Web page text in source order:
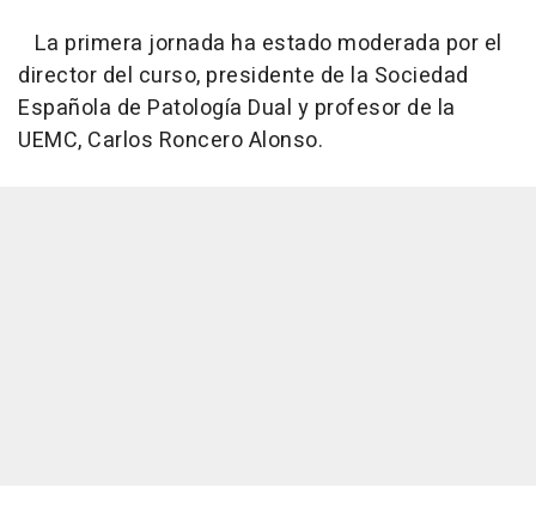
La primera jornada ha estado moderada por el
director del curso, presidente de la Sociedad
Española de Patología Dual y profesor de la
UEMC, Carlos Roncero Alonso.